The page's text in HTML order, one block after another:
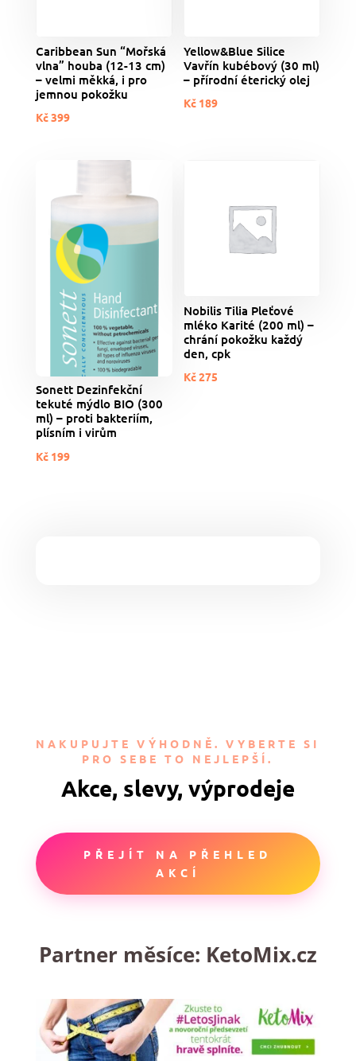
Caribbean Sun “Mořská
vlna” houba (12-13 cm)
– velmi měkká, i pro
jemnou pokožku
Kč399
Yellow&Blue Silice
Vavřín kubébový (30 ml)
– přírodní éterický olej
Kč 189
Sonett Dezinfekční
tekuté mýdlo BIO (300
ml) – proti bakteriím,
plísním i virům
Kč199
Nobilis Tilia Pleťové
mléko Karité (200 ml) –
chrání pokožku každý
den, cpk
Kč275
NAKUPUJTE VÝHODNĚ. VYBERTE SI
PRO SEBE TO NEJLEPŠÍ.
Akce, slevy, výprodeje
PŘEJÍT NA PŘEHLED
AKCÍ
Partner měsíce: KetoMix.cz